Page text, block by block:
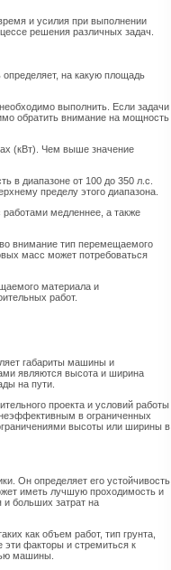
и усилия при выполнении
решения различных задач.
на какую площадь
выполнить. Если задачи
обратить внимание на мощность
(кВт). Чем выше значение
в диапазоне от 100 до 350 л.с.
пределу этого диапазона.
медленнее, а также
внимание тип перемещаемого
масс может потребоваться
материала и
работ.
габариты машины и
являются высота и ширина
на пути.
проекта и условий работы
в ограниченных
высоты или ширины в
Он определяет его устойчивость
иметь лучшую проходимость и
больших затрат на
как объем работ, тип грунта,
эти факторы и стремиться к
машины.